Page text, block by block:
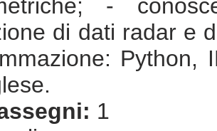
-
di dati radar e
Python,
1